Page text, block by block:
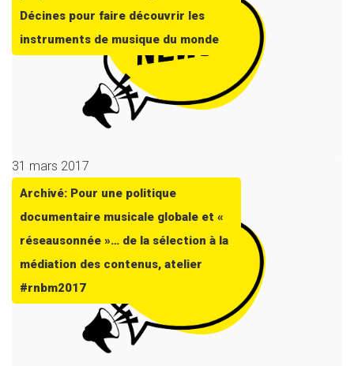
Décines pour faire découvrir les
instruments de musique du monde
31 mars 2017
Archivé: Pour une politique
documentaire musicale globale et «
réseausonnée »… de la sélection à la
médiation des contenus, atelier
#rnbm2017